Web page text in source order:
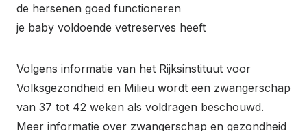
de hersenen goed functioneren
je baby voldoende vetreserves heeft
Volgens informatie van het Rijksinstituut voor
Volksgezondheid en Milieu wordt een zwangerschap
van 37 tot 42 weken als voldragen beschouwd.
Meer informatie over zwangerschap en gezondheid